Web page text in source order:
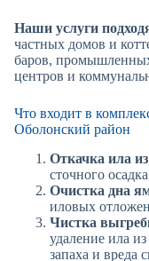
Наши услуги
частных домов и
баров,
центров и
Что входит в
Оболонский район
Откачка ила
сточного
Очистка дна
иловых
Чистка
удаление ила
запаха и вреда